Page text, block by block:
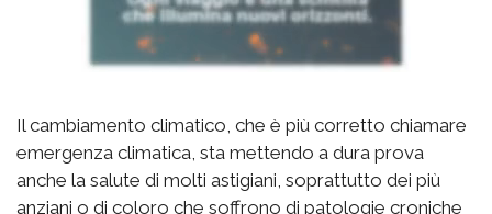
Il cambiamento climatico, che è più corretto chiamare
emergenza climatica, sta mettendo a dura prova
anche la salute di molti astigiani, soprattutto dei più
anziani o di coloro che soffrono di patologie croniche